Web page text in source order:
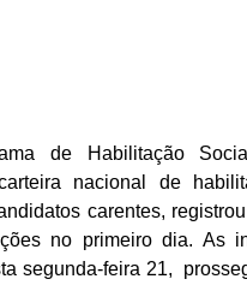
teve suas contas
de 2024 aprovadas pelo
Paraíba.
Vicente do Seridó - PB -
de Habilitação
nacional de
carentes,
no primeiro dia. As
segunda-feira 21,